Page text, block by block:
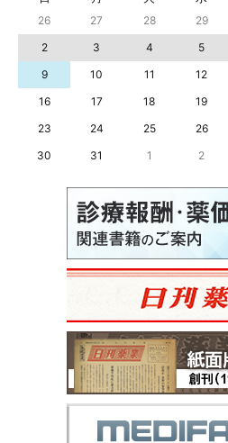
26 27 28 29
2
3 4 5
9
10 11 12
16
17 18 19
23
24 25 26
30
31 1 2